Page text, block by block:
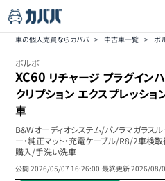
車の個人売買ならカババ > 中古車一覧 > ボ
ボルボ
XC60 リチャージ プラグイン
クリプション エクスプレッシ
車
B&Wオーディオシステム/パノラマガラス
ー・純正マット・充電ケーブル/R8/2車検
購入/手洗い洗車
公開2026/05/07 16:26:00|最終更新2026/08/